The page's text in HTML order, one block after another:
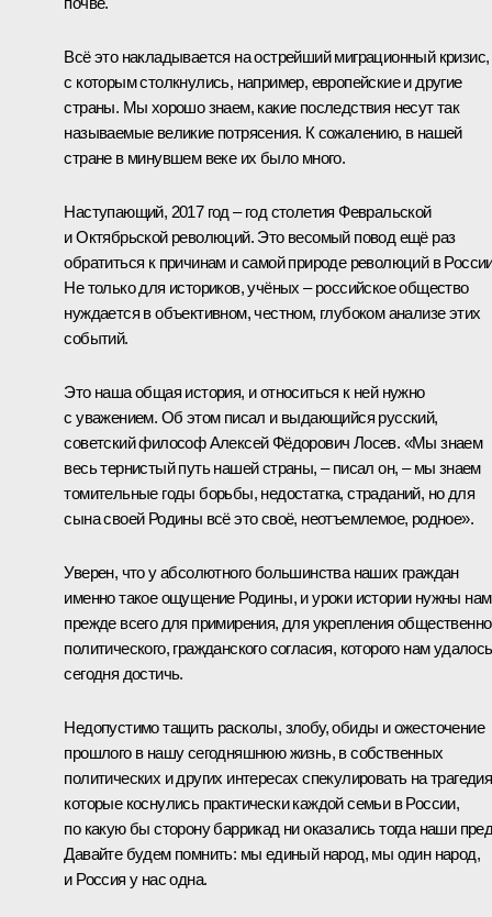
Всё это накладывается на острейший миграционный кризис,
с которым столкнулись, например, европейские и другие
страны. Мы хорошо знаем, какие последствия несут так
называемые великие потрясения. К сожалению, в нашей
стране в минувшем веке их было много.
Наступающий, 2017 год – год столетия Февральской
и Октябрьской революций. Это весомый повод ещё раз
обратиться к причинам и самой природе революций в
Не только для историков, учёных – российское общество
нуждается в объективном, честном, глубоком анализе этих
событий.
Это наша общая история, и относиться к ней нужно
с уважением. Об этом писал и выдающийся русский,
советский философ Алексей Фёдорович Лосев. «Мы знаем
весь тернистый путь нашей страны, – писал он, – мы знаем
томительные годы борьбы, недостатка, страданий, но для
сына своей Родины всё это своё, неотъемлемое, родное».
Уверен, что у абсолютного большинства наших граждан
именно такое ощущение Родины, и уроки истории нужны нам
прежде всего для примирения, для укрепления
политического, гражданского согласия, которого нам удалось
сегодня достичь.
Недопустимо тащить расколы, злобу, обиды и ожесточение
прошлого в нашу сегодняшнюю жизнь, в собственных
политических и других интересах спекулировать на
которые коснулись практически каждой семьи в России,
по какую бы сторону баррикад ни оказались тогда наши
Давайте будем помнить: мы единый народ, мы один народ,
и Россия у нас одна.